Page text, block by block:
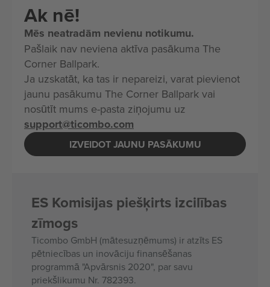
Ak nē!
Mēs neatradām nevienu notikumu.
Pašlaik nav neviena aktīva pasākuma The
Corner Ballpark.
Ja uzskatāt, ka tas ir nepareizi, varat pievienot
jaunu pasākumu The Corner Ballpark vai
nosūtīt mums e-pasta ziņojumu uz
support@ticombo.com
IZVEIDOT JAUNU PASĀKUMU
ES Komisijas piešķirts izcilības
zīmogs
Ticombo GmbH (mātesuzņēmums) ir atzīts ES
pētniecības un inovāciju finansēšanas
programmā "Apvārsnis 2020", par savu
priekšlikumu Nr. 782393.